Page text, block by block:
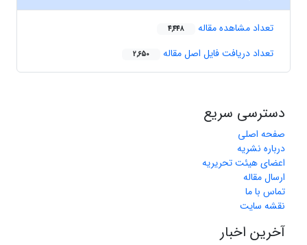
تعداد مشاهده مقاله 4,448
تعداد دریافت فایل اصل مقاله 2,650
دسترسی سریع
صفحه اصلی
درباره نشریه
اعضای هیئت تحریریه
ارسال مقاله
تماس با ما
نقشه سایت
آخرین اخبار